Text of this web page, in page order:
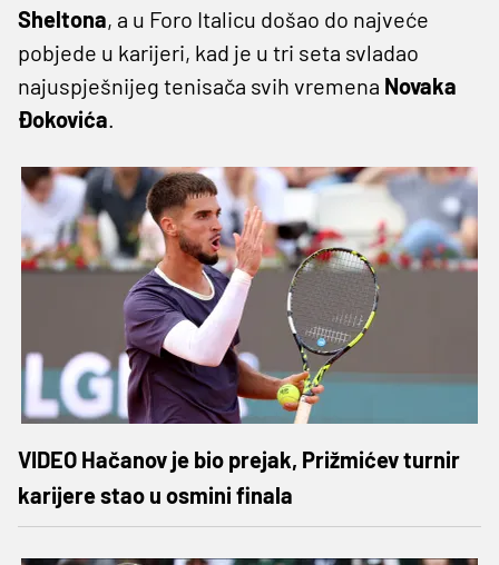
Sheltona, a u Foro Italicu došao do najveće
pobjede u karijeri, kad je u tri seta svladao
najuspješnijeg tenisača svih vremena Novaka
Đokovića.
VIDEO Hačanov je bio prejak, Prižmićev turnir
karijere stao u osmini finala